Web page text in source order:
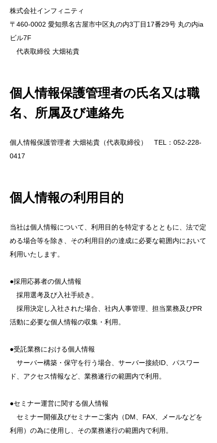
株式会社インフィニティ
〒460-0002 愛知県名古屋市中区丸の内3丁目17番29号 丸の内ia
ビル7F
代表取締役 大畑祐貴
個人情報保護管理者の氏名又は職
名、所属及び連絡先
個人情報保護管理者 大畑祐貴（代表取締役） TEL：052-228-
0417
個人情報の利用目的
当社は個人情報について、利用目的を特定するとともに、法で定
める場合等を除き、その利用目的の達成に必要な範囲内において
利用いたします。
●採用応募者の個人情報
採用選考及び入社手続き。
採用決定し入社された場合、社内人事管理、担当業務及びPR
活動に必要な個人情報の収集・利用。
●受託業務における個人情報
サーバー構築・保守を行う場合、サーバー接続ID、パスワー
ド、アクセス情報など、業務遂行の範囲内で利用。
●セミナー運営に関する個人情報
セミナー開催及びセミナーご案内（DM、FAX、メールなどを
利用）の為に使用し、その業務遂行の範囲内で利用。